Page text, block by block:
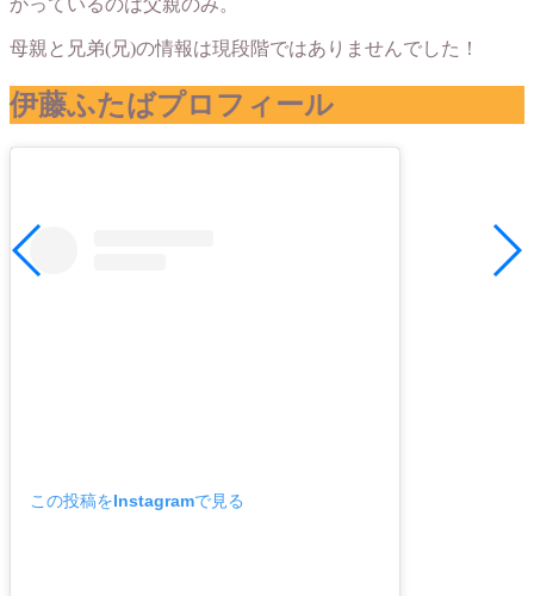
母親と兄弟(兄)の情報は現段階ではありませんでした！
伊藤ふたばプロフィール
この投稿をInstagramで見る